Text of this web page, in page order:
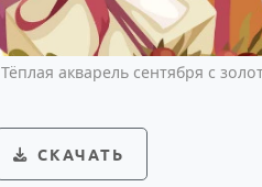
Тёплая акварель сентября с
СКАЧАТЬ